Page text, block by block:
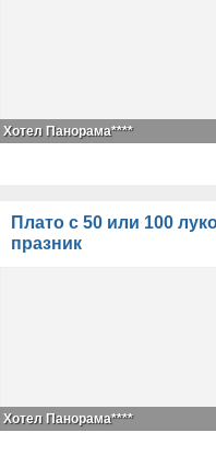
Хотел Панорама****
Плато с 50 или 100
празник
Хотел Панорама****